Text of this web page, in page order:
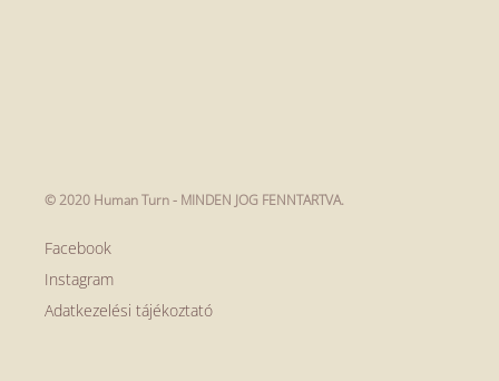
© 2020 Human Turn - MINDEN JOG FENNTARTVA.
Facebook
Instagram
Adatkezelési tájékoztató